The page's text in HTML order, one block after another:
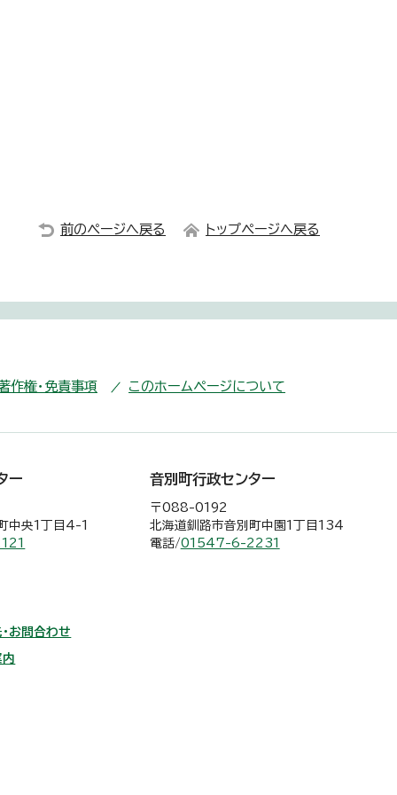
前のページへ戻る トップページへ戻る
作権・免責事項 このホームページについて
ー
中央1丁目4-1
音別町行政センター
〒088-0192
北海道釧路市音別町中園1丁目134
電話/01547-6-2231
お問合わせ
内